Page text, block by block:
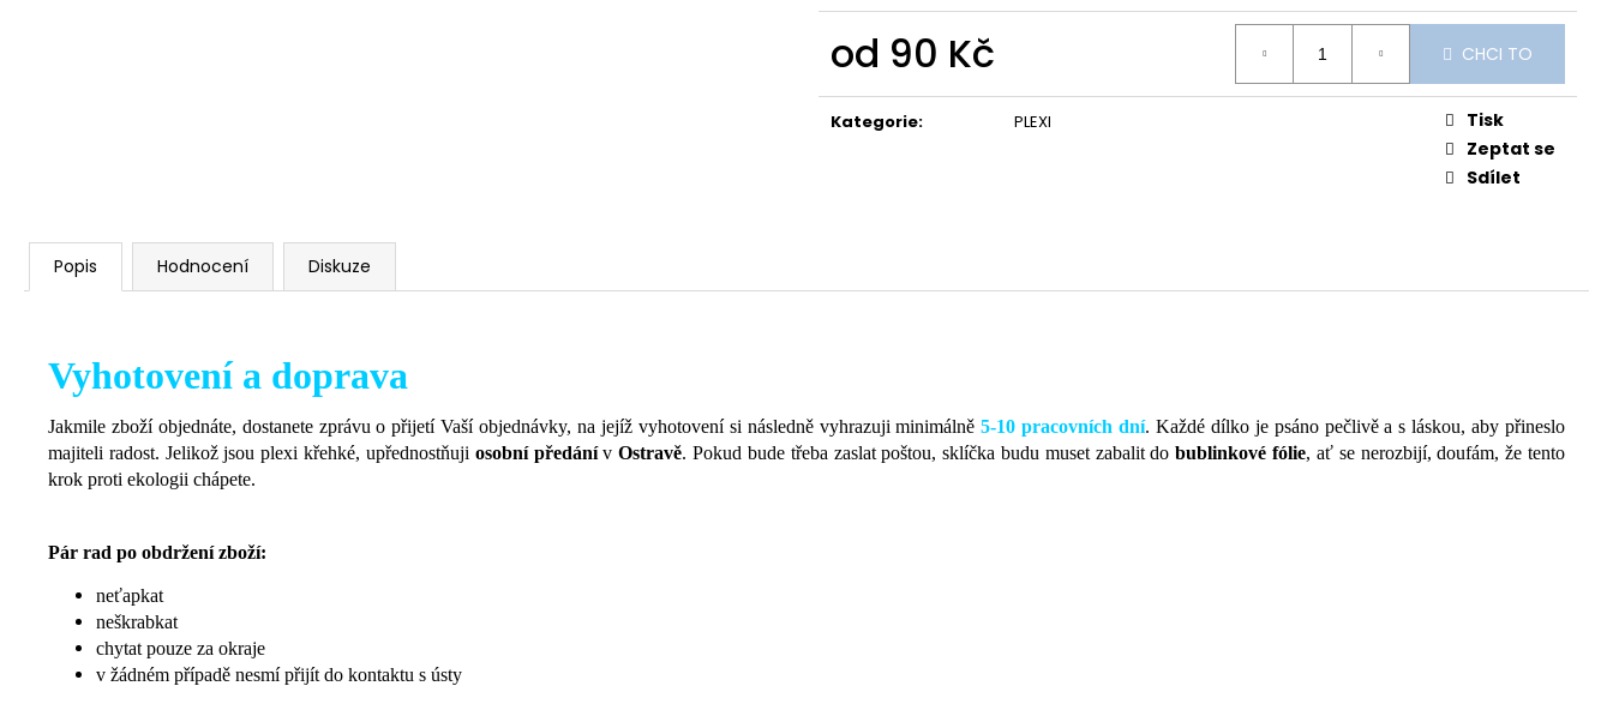
od 90 Kč CHCI TO
Kategorie: PLEXI
Tisk
Zeptat se
Sdílet
Popis Hodnocení Diskuze
Vyhotovení a doprava
Jakmile zboží objednáte, dostanete zprávu o přijetí Vaší objednávky, na jejíž vyhotovení si následně vyhrazuji minimálně5-10 pracovních dní. Každé dílko je psáno pečlivě a s láskou, aby přineslo
majiteli radost. Jelikož jsou plexi křehké, upřednostňuji osobní předánívOstravě. Pokud bude třeba zaslat poštou, sklíčka budu muset zabalit dobublinkové fólie, ať se nerozbijí, doufám, že tento
krok proti ekologii chápete.
Pár rad po obdržení zboží:
neťapkat
neškrabkat
chytat pouze za okraje
v žádném případě nesmí přijít do kontaktu s ústy